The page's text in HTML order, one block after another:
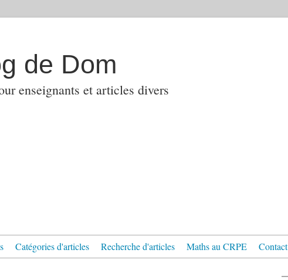
de Dom
enseignants et articles divers
Catégories d'articles Recherche d'articles Maths au CRPE Contact